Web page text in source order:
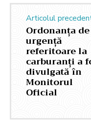
Articolul
Ordonanța de
urgență
referitoare la
carburanți a
divulgată în
Monitorul
Oficial